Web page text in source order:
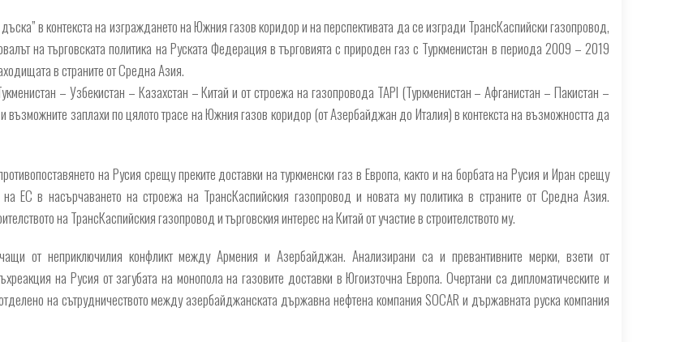
в контекста на изграждането на Южния газов коридор и на перспективата да се изгради ТрансКаспийски газопровод,
на търговската политика на Руската Федерация в търговията с природен газ с Туркменистан в периода 2009 – 2019
в страните от Средна Азия.
– Узбекистан – Казахстан – Китай и от строежа на газопровода TAPI (Туркменистан – Афганистан – Пакистан –
заплахи по цялото трасе на Южния газов коридор (от Азербайджан до Италия) в контекста на възможността да
на Русия срещу преките доставки на туркменски газ в Европа, както и на борбата на Русия и Иран срещу
ЕС в насърчаването на строежа на ТрансКаспийския газопровод и новата му политика в страните от Средна Азия.
на ТрансКаспийския газопровод и търговския интерес на Китай от участие в строителството му.
от неприключилия конфликт между Армения и Азербайджан. Анализирани са и превантивните мерки, взети от
на Русия от загубата на монопола на газовите доставки в Югоизточна Европа. Очертани са дипломатическите и
на сътрудничеството между азербайджанската държавна нефтена компания SOCAR и държавната руска компания